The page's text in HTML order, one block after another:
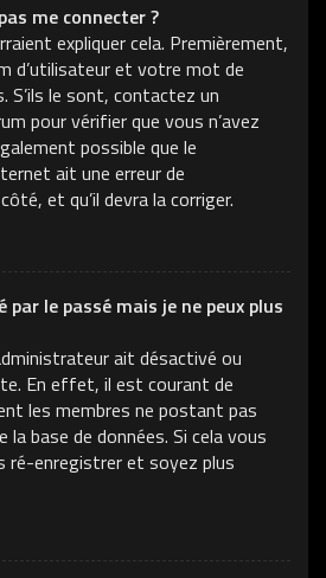
me connecter ?
expliquer cela. Premièrement,
d’utilisateur et votre mot de
S’ils le sont, contactez un
pour vérifier que vous n’avez
possible que le
ait une erreur de
et qu’il devra la corriger.
par le passé mais je ne peux plus
ait désactivé ou
En effet, il est courant de
les membres ne postant pas
la base de données. Si cela vous
ré-enregistrer et soyez plus